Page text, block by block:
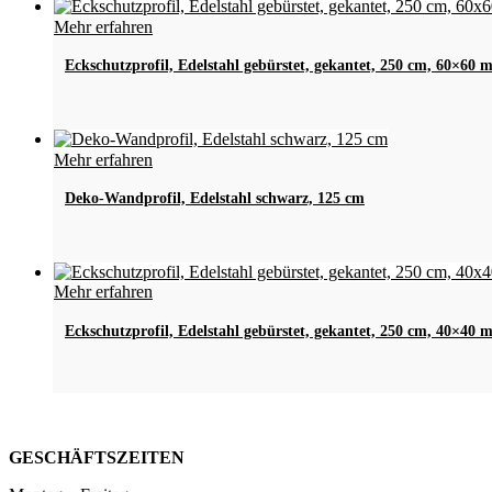
Mehr erfahren
Eckschutzprofil, Edelstahl gebürstet, gekantet, 250 cm, 60×60
Mehr erfahren
weist
Die
auf
Deko-Wandprofil, Edelstahl schwarz, 125 cm
Mehr erfahren
Eckschutzprofil, Edelstahl gebürstet, gekantet, 250 cm, 40×40
GESCHÄFTSZEITEN